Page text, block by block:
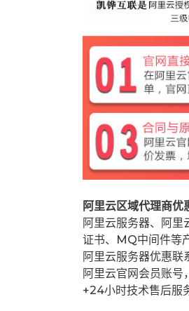
阿里云区域代理商优
阿里云服务器、阿
证书、MQ中间件等
阿里云服务器优惠联
阿里云官网会员账号
+24小时技术售后服